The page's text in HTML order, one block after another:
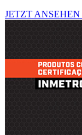
JETZT ANSEHEN